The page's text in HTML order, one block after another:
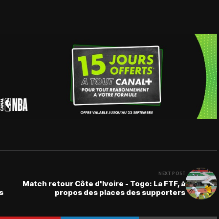
NEXT POST
Match retour Côte d'Ivoire - Togo: La FTF, à
propos des places des supporters